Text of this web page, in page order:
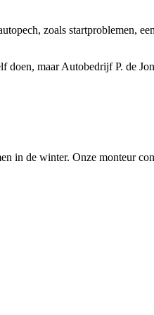
zoals startproblemen,
maar Autobedrijf P. de
in de winter. Onze monteur